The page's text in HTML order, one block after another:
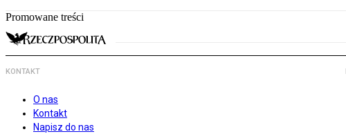
Promowane treści
KONTAKT
O nas
Kontakt
Napisz do nas